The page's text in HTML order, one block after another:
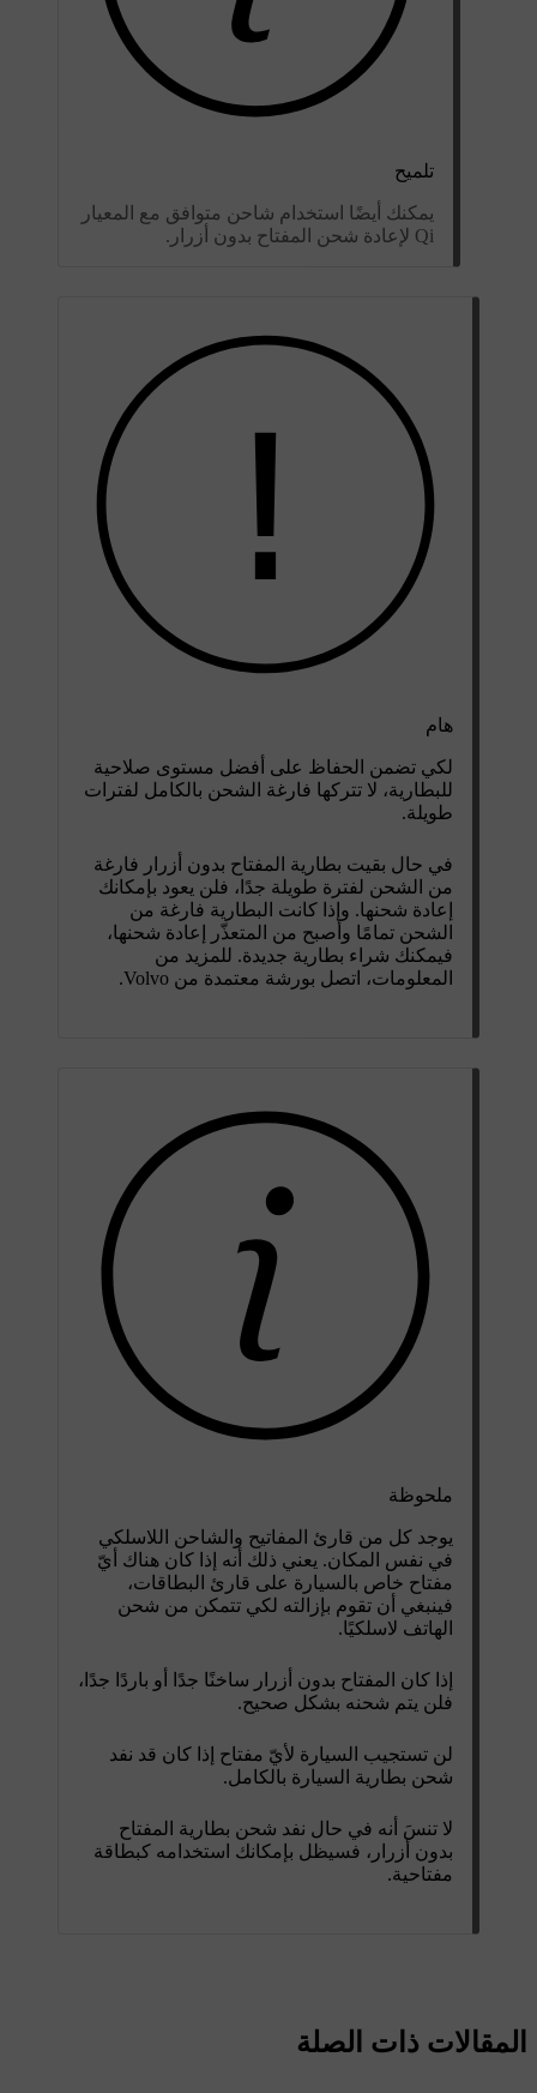
تلميح
يمكنك أيضًا استخدام شاحن متوافق مع المعيار
Qi لإعادة شحن المفتاح بدون أزرار.
هام
لكي تضمن الحفاظ على أفضل مستوى صلاحية
للبطارية، لا تتركها فارغة الشحن بالكامل لفترات
طويلة.
في حال بقيت بطارية المفتاح بدون أزرار فارغة
من الشحن لفترة طويلة جدًا، فلن يعود بإمكانك
إعادة شحنها. وإذا كانت البطارية فارغة من
الشحن تمامًا وأصبح من المتعذّر إعادة شحنها،
فيمكنك شراء بطارية جديدة. للمزيد من
المعلومات، اتصل بورشة معتمدة من Volvo.
ملحوظة
يوجد كل من قارئ المفاتيح والشاحن اللاسلكي
في نفس المكان. يعني ذلك أنه إذا كان هناك أيّ
مفتاح خاص بالسيارة على قارئ البطاقات،
فينبغي أن تقوم بإزالته لكي تتمكن من شحن
الهاتف لاسلكيًا.
إذا كان المفتاح بدون أزرار ساخنًا جدًا أو باردًا جدًا،
فلن يتم شحنه بشكل صحيح.
لن تستجيب السيارة لأيّ مفتاح إذا كان قد نفد
شحن بطارية السيارة بالكامل.
لا تنسَ أنه في حال نفد شحن بطارية المفتاح
بدون أزرار، فسيظل بإمكانك استخدامه كبطاقة
مفتاحية.
المقالات ذات الصلة